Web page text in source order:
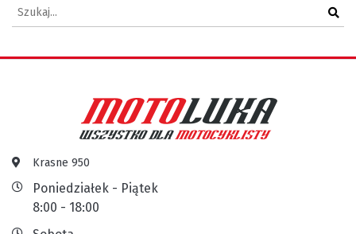
Krasne 950
Poniedziałek - Piątek
8:00 - 18:00